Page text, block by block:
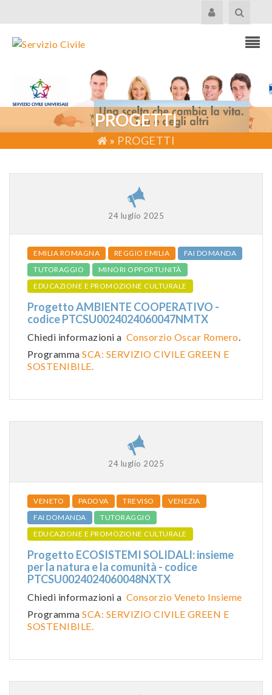
PROGETTI
» PROGETTI
24 luglio 2025
EMILIA ROMAGNA REGGIO EMILIA
FAI DOMANDA
TUTORAGGIO
MINORI OPPORTUNITÀ
EDUCAZIONE E PROMOZIONE CULTURALE
Progetto AMBIENTE COOPERATIVO -
codice PTCSU0024024060047NMTX
Chiedi informazioni a Consorzio Oscar Romero.
Programma SCA: SERVIZIO CIVILE GREEN E
SOSTENIBILE.
24 luglio 2025
VENETO PADOVA TREVISO
VENEZIA
FAI DOMANDA
TUTORAGGIO
EDUCAZIONE E PROMOZIONE CULTURALE
Progetto ECOSISTEMI SOLIDALI: insieme
per la natura e la comunità - codice
PTCSU0024024060048NXTX
Chiedi informazioni a Consorzio Veneto Insieme
Programma SCA: SERVIZIO CIVILE GREEN E
SOSTENIBILE.